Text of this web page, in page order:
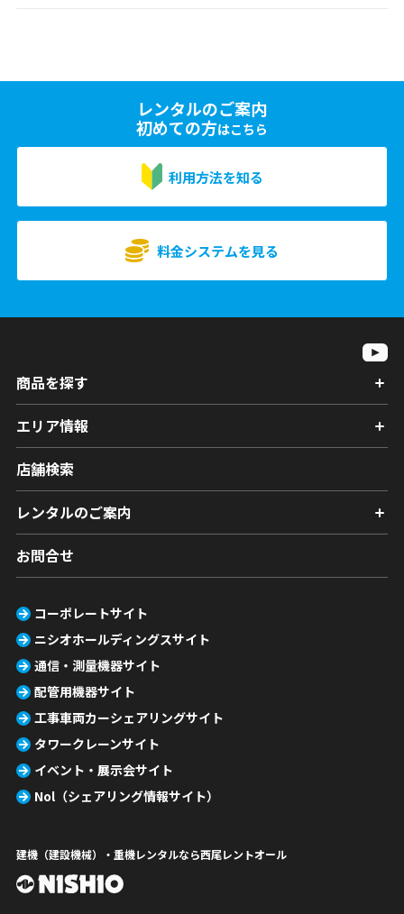
レンタルのご案内
初めての方はこちら
利用方法を知る
料金システムを見る
商品を探す
エリア情報
店舗検索
レンタルのご案内
お問合せ
コーポレートサイト
ニシオホールディングスサイト
通信・測量機器サイト
配管用機器サイト
工事車両カーシェアリングサイト
タワークレーンサイト
イベント・展示会サイト
Nol（シェアリング情報サイト）
建機（建設機械）・重機レンタルなら西尾レントオール